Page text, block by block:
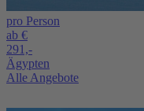
pro Person
ab €
291,-
Ägypten
Alle Angebote